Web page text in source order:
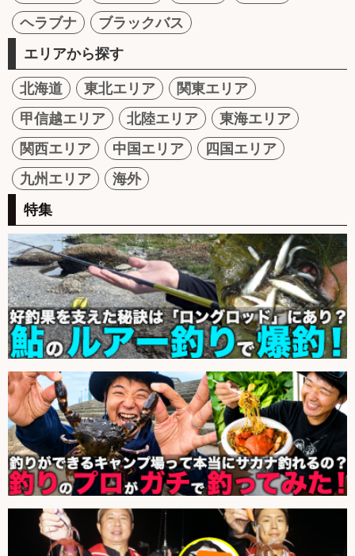
ヘラブナ
ブラックバス
エリアから探す
北海道 東北エリア
関東エリア
甲信越エリア
北陸エリア
東海エリア
関西エリア
中国エリア
四国エリア
九州エリア
海外
特集